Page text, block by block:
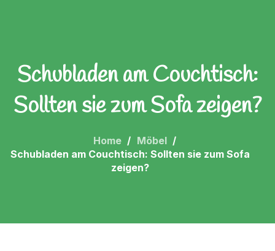
Schubladen am Couchtisch:
Sollten sie zum Sofa zeigen?
Home
Möbel
Schubladen am Couchtisch: Sollten sie zum Sofa
zeigen?